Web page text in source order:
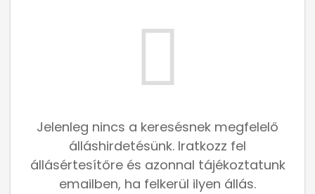
Jelenleg nincs a keresésnek megfelelő
álláshirdetésünk. Iratkozz fel
állásértesítőre és azonnal tájékoztatunk
emailben, ha felkerül ilyen állás.